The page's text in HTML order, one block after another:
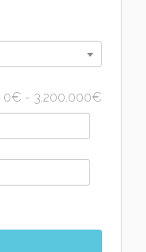
0€ - 3.200.000€